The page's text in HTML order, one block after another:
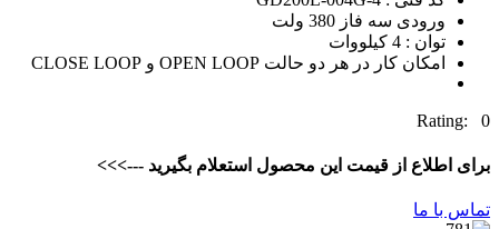
ورودی سه فاز 380 ولت
توان : 4 کیلووات
امکان کار در هر دو حالت OPEN LOOP و CLOSE LOOP
Rating: 0
برای اطلاع از قیمت این محصول استعلام بگیرید --->>>
تماس با ما